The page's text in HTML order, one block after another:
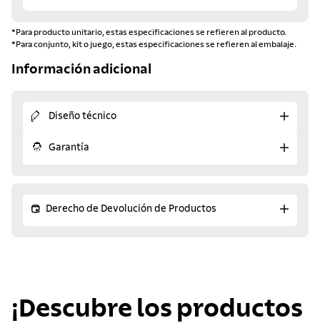
*Para producto unitario, estas especificaciones se refieren al producto.
*Para conjunto, kit o juego, estas especificaciones se refieren al embalaje.
Información adicional
Diseño técnico
Garantía
Derecho de Devolución de Productos
¡Descubre los productos